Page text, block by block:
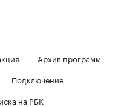
Архив программ
Подключение
на РБК